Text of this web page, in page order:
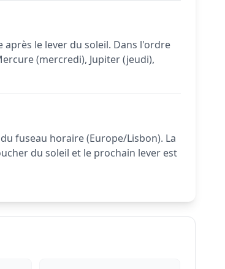
le lever du soleil. Dans l'ordre
(mercredi), Jupiter (jeudi),
fuseau horaire (Europe/Lisbon). La
du soleil et le prochain lever est